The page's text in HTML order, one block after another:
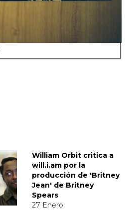
William Orbit critica a
will.i.am por la
producción de 'Britney
Jean' de Britney
Spears
27 Enero